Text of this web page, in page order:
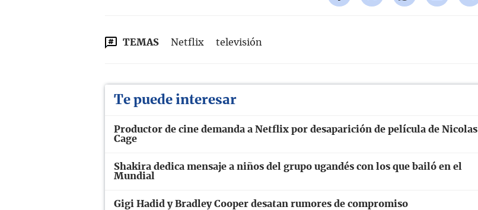
TEMAS Netflix televisión
Te puede interesar
Productor de cine demanda a Netflix por desaparición de película de Nicolas
Cage
Shakira dedica mensaje a niños del grupo ugandés con los que bailó en el
Mundial
Gigi Hadid y Bradley Cooper desatan rumores de compromiso